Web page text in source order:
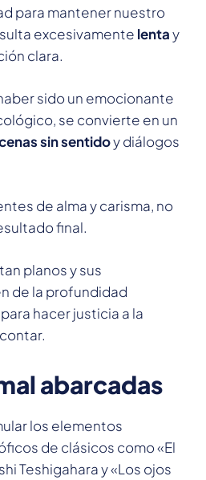
para mantener nuestro
excesivamente lentay
clara.
sido un emocionante
se convierte en un
sin sentidoy diálogos
de alma y carisma, no
final.
planos y sus
de la profundidad
hacer justicia a la
abarcadas
los elementos
de clásicos como «El
Teshigahara y «Los ojos